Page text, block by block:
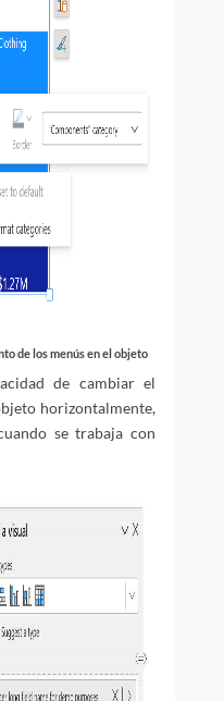
de los menús en el objeto
de cambiar el
horizontalmente,
se trabaja con